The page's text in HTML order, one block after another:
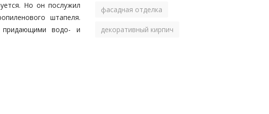
Но он послужил
штапеля.
придающими водо- и
фасадная отделка
декоративный кирпич